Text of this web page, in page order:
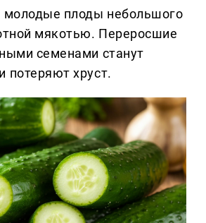
молодые плоды небольшого
мякотью. Переросшие
семенами станут
потеряют хруст.